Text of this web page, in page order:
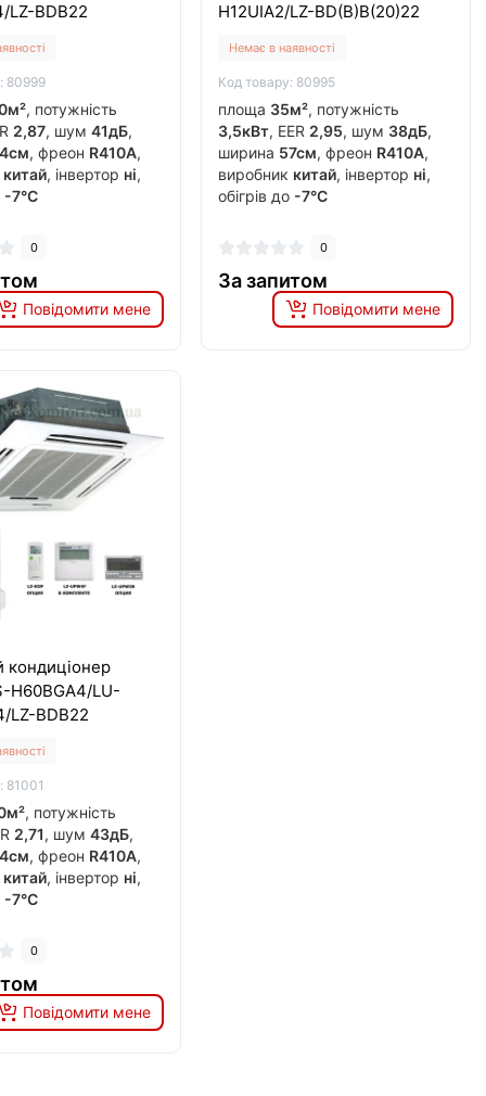
LZ-BDB22
80999
, потужність
2,87, шум41дБ,
, фреон R410A,
китай, інвертор ні,
-7°C
0
Повідомити мене
H12UIA2/LZ-BD(B)B(20)22
Немає в наявності
Код товару: 80995
площа 35м², потужність
3,5кВт, EER 2,95, шум 38дБ,
ширина 57см, фреон R410A,
виробник китай, інвертор ні,
обігрів до -7°C
0
За запитом
Повідомити мене
кондиціонер
H60BGA4/LU-
LZ-BDB22
81001
, потужність
2,71, шум43дБ,
, фреон R410A,
китай, інвертор ні,
-7°C
0
Повідомити мене